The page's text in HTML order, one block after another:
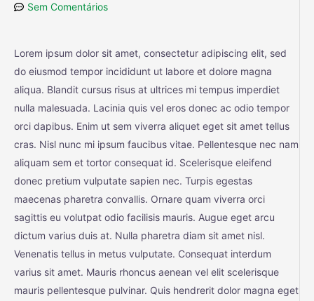
Sem Comentários
Lorem ipsum dolor sit amet, consectetur adipiscing elit, sed
do eiusmod tempor incididunt ut labore et dolore magna
aliqua. Blandit cursus risus at ultrices mi tempus imperdiet
nulla malesuada. Lacinia quis vel eros donec ac odio tempor
orci dapibus. Enim ut sem viverra aliquet eget sit amet tellus
cras. Nisl nunc mi ipsum faucibus vitae. Pellentesque nec nam
aliquam sem et tortor consequat id. Scelerisque eleifend
donec pretium vulputate sapien nec. Turpis egestas
maecenas pharetra convallis. Ornare quam viverra orci
sagittis eu volutpat odio facilisis mauris. Augue eget arcu
dictum varius duis at. Nulla pharetra diam sit amet nisl.
Venenatis tellus in metus vulputate. Consequat interdum
varius sit amet. Mauris rhoncus aenean vel elit scelerisque
mauris pellentesque pulvinar. Quis hendrerit dolor magna eget